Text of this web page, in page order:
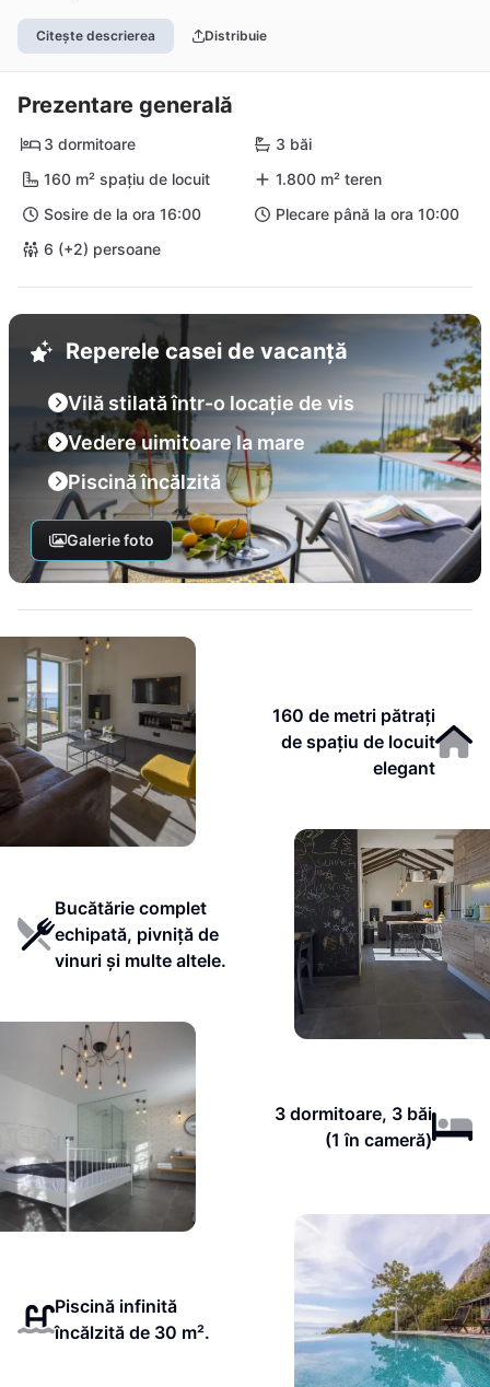
Citește descrierea Distribuie
Prezentare generală
3 dormitoare
3 băi
160 m² spațiu de locuit
1.800 m² teren
Sosire de la ora 16:00
Plecare până la ora 10:00
6 (+2) persoane
Reperele casei de vacanță
Vilă stilată într-o locație de vis
Vedere uimitoare la mare
Piscină încălzită
Galerie foto
160 de metri pătrați
de spațiu de locuit
elegant
Bucătărie complet
echipată, pivniță de
vinuri și multe altele.
3 dormitoare, 3 băi
(1 în cameră)
Piscină infinită
încălzită de 30 m².